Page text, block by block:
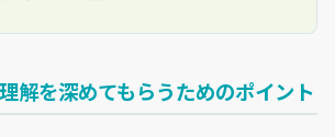
解を深めてもらうためのポイント